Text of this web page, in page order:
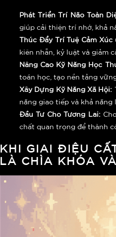
Phát Triển Trí Não Toàn
giúp cải thiện trí nhớ, khả
Thúc Đẩy Trí Tuệ Cảm Xúc
kiên nhẫn, kỷ luật và giảm
Nâng Cao Kỹ Năng Học
toán học, tạo nền tảng
Xây Dựng Kỹ Năng Xã Hội:
năng giao tiếp và khả năng
Đầu Tư Cho Tương Lai:
chất quan trọng để thành
KHI GIAI ĐIỆU
LÀ CHÌA KHÓA